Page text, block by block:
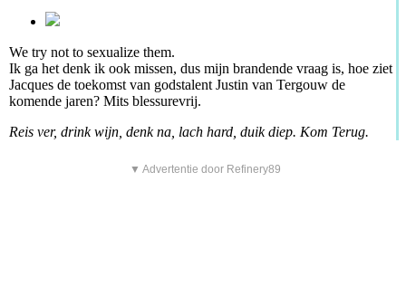
We try not to sexualize them.
Ik ga het denk ik ook missen, dus mijn brandende vraag is, hoe ziet
Jacques de toekomst van godstalent Justin van Tergouw de
komende jaren? Mits blessurevrij.
Reis ver, drink wijn, denk na, lach hard, duik diep. Kom Terug.
▼ Advertentie door Refinery89